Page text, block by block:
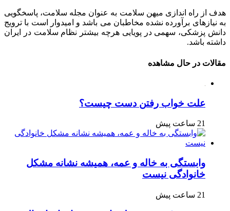
هدف از راه اندازی میهن سلامت به عنوان مجله سلامت، پاسخگویی
به نیازهای برآورده نشده مخاطبان می باشد و امیدوار است با ترویج
دانش پزشکی، سهمی در پویایی هرچه بیشتر نظام سلامت در ایران
داشته باشد.
مقالات در حال مشاهده
علت خواب رفتن دست چیست؟
21 ساعت پیش
وابستگی به خاله و عمه، همیشه نشانه مشکل
خانوادگی نیست
21 ساعت پیش